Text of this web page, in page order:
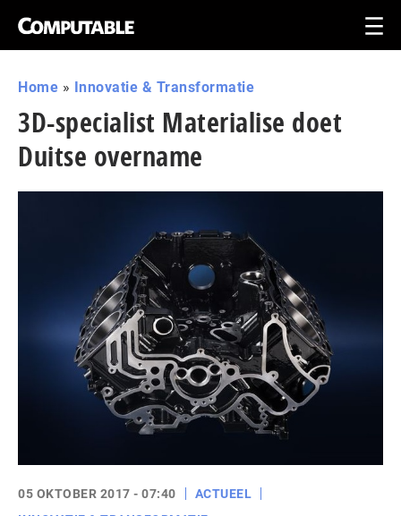
Home » Innovatie & Transformatie
3D-specialist Materialise doet
Duitse overname
05 OKTOBER 2017 - 07:40
ACTUEEL